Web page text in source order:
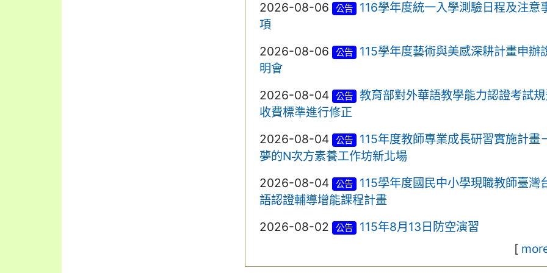
2026-08-06 公告
116學年度統一入學測驗日程及注意
項
2026-08-06 公告
115學年度藝術與美感深耕計畫申辦
明會
2026-08-04 公告
教育部對外華語教學能力認證考試
收費標準進行修正
2026-08-04 公告
115年度教師專業成長研習實施計畫
夢的N次方素養工作坊新北場
2026-08-04 公告
115學年度國民中小學現職教師臺灣
語認證輔導增能課程計畫
2026-08-02 公告
115年8月13日防空演習
[